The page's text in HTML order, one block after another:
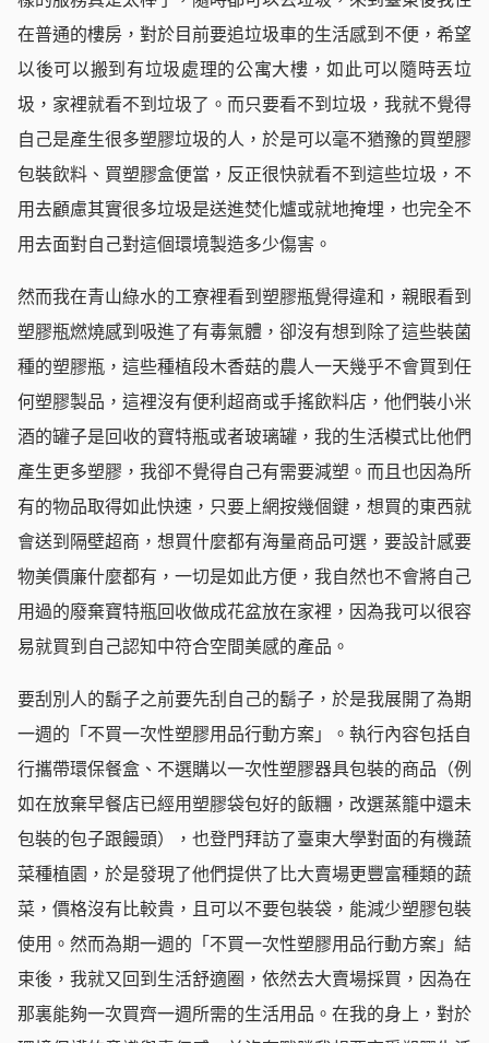
在普通的樓房，對於目前要追垃圾車的生活感到不便，希望
以後可以搬到有垃圾處理的公寓大樓，如此可以隨時丟垃
圾，家裡就看不到垃圾了。而只要看不到垃圾，我就不覺得
自己是產生很多塑膠垃圾的人，於是可以毫不猶豫的買塑膠
包裝飲料、買塑膠盒便當，反正很快就看不到這些垃圾，不
用去顧慮其實很多垃圾是送進焚化爐或就地掩埋，也完全不
用去面對自己對這個環境製造多少傷害。
然而我在青山綠水的工寮裡看到塑膠瓶覺得違和，親眼看到
塑膠瓶燃燒感到吸進了有毒氣體，卻沒有想到除了這些裝菌
種的塑膠瓶，這些種植段木香菇的農人一天幾乎不會買到任
何塑膠製品，這裡沒有便利超商或手搖飲料店，他們裝小米
酒的罐子是回收的寶特瓶或者玻璃罐，我的生活模式比他們
產生更多塑膠，我卻不覺得自己有需要減塑。而且也因為所
有的物品取得如此快速，只要上網按幾個鍵，想買的東西就
會送到隔壁超商，想買什麼都有海量商品可選，要設計感要
物美價廉什麼都有，一切是如此方便，我自然也不會將自己
用過的廢棄寶特瓶回收做成花盆放在家裡，因為我可以很容
易就買到自己認知中符合空間美感的產品。
要刮別人的鬍子之前要先刮自己的鬍子，於是我展開了為期
一週的「不買一次性塑膠用品行動方案」。執行內容包括自
行攜帶環保餐盒、不選購以一次性塑膠器具包裝的商品（例
如在放棄早餐店已經用塑膠袋包好的飯糰，改選蒸籠中還未
包裝的包子跟饅頭），也登門拜訪了臺東大學對面的有機蔬
菜種植園，於是發現了他們提供了比大賣場更豐富種類的蔬
菜，價格沒有比較貴，且可以不要包裝袋，能減少塑膠包裝
使用。然而為期一週的「不買一次性塑膠用品行動方案」結
束後，我就又回到生活舒適圈，依然去大賣場採買，因為在
那裏能夠一次買齊一週所需的生活用品。在我的身上，對於